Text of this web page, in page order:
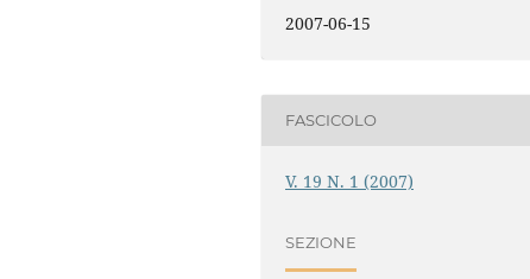
2007-06-15
FASCICOLO
V. 19 N. 1 (2007)
SEZIONE